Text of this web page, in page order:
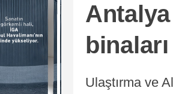
binaları
Ulaştırma ve